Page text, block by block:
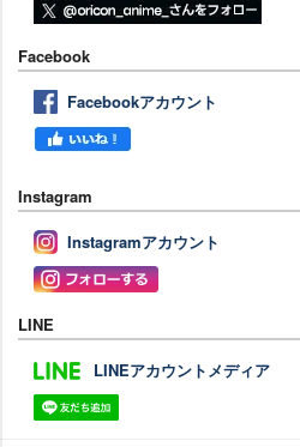
Facebook
Facebookアカウント
Instagram
Instagramアカウント
LINE
LINEアカウントメディア